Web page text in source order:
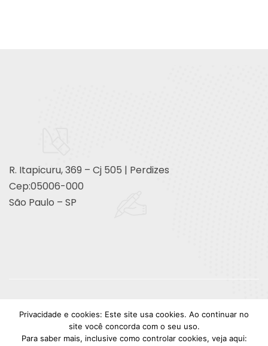
R. Itapicuru, 369 – Cj 505 | Perdizes
Cep:05006-000
São Paulo – SP
© Copyright | Design Lyon | NSG.
facebookinstagramyoutubelinkedin
Privacidade e cookies: Este site usa cookies. Ao continuar no
site você concorda com o seu uso.
Para saber mais, inclusive como controlar cookies, veja aqui: